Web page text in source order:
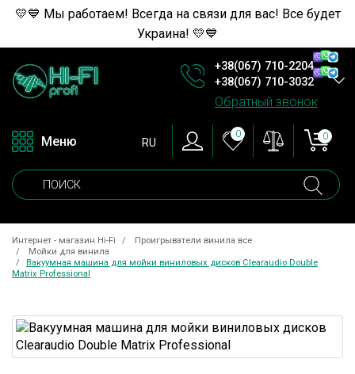
💛💙 Мы работаем! Всегда на связи для вас! Все будет
Украина! 💛💙
+38(067) 710-2204
+38(067) 710-3032
Обратный звонок
Меню RU
0 0
Интернет - магазин Hi-Fi
Проигрыватели винила все
Мойки для винила
Вакуумная машина для мойки виниловых дисков Clearaudio Double
Matrix Professional